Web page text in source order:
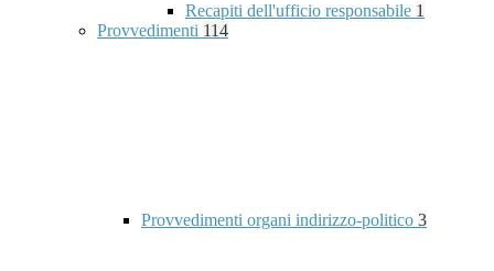
Recapiti dell'ufficio responsabile 1
Provvedimenti 114
Provvedimenti organi indirizzo-politico 3